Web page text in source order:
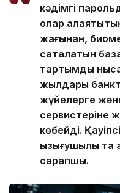
кәдімгі
олар
жағынан,
сақталатын
тартымды
жылдары
жүйелерге
сервистеріне
көбейді.
қызығушылық
сарапшы.